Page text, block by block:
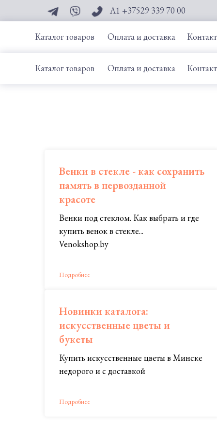
А1 +37529 339 70 00
Каталог товаров Оплата и доставка
Каталог товаров Оплата и доставка
Венки в стекле - как сохранить
память в первозданной
красоте
Венки под стеклом. Как выбрать и где
купить венок в стекле...
Venokshop.by
Подробнее
Новинки каталога:
искусственные цветы и
букеты
Купить искусственные цветы в Минске
недорого и с доставкой
Подробнее